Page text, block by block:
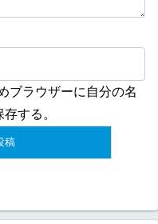
ブラウザーに自分の名
する。